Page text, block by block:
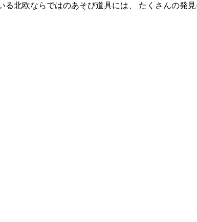
北欧ならではのあそび道具には、 たくさんの発見